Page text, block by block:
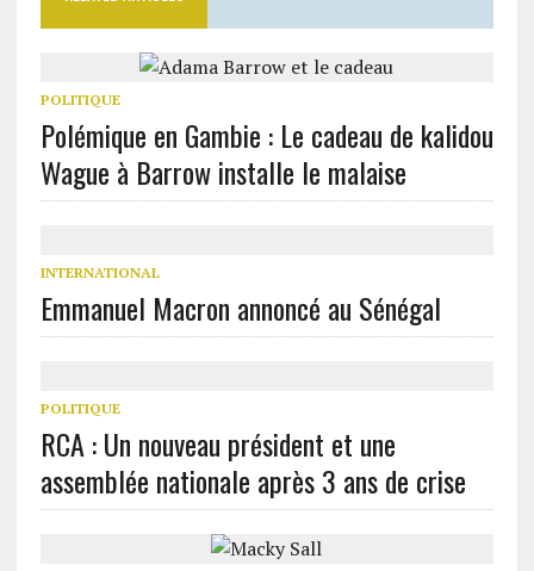
POLITIQUE
Polémique en Gambie : Le cadeau de kalidou
Wague à Barrow installe le malaise
INTERNATIONAL
Emmanuel Macron annoncé au Sénégal
POLITIQUE
RCA : Un nouveau président et une
assemblée nationale après 3 ans de crise